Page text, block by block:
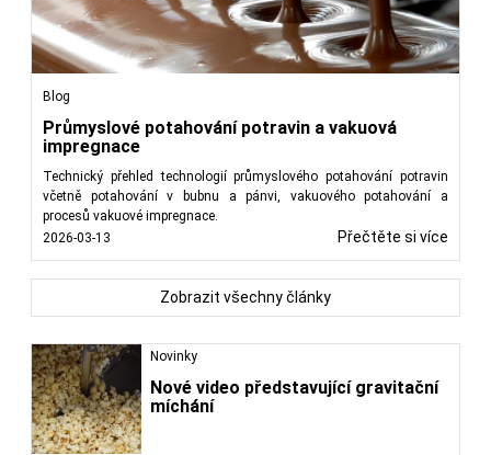
Novinky
Nové video představující gravitační
míchání
Blog
Průmyslové potahování potravin a vakuová
impregnace
Technický přehled technologií průmyslového potahování potravin
včetně potahování v bubnu a pánvi, vakuového potahování a
procesů vakuové impregnace.
2026-03-13
Přečtěte si více
Zobrazit všechny články